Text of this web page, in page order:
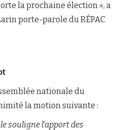
la prochaine élection », a
porte-parole du RÉPAC
nationale du
la motion suivante :
souligne l’apport des